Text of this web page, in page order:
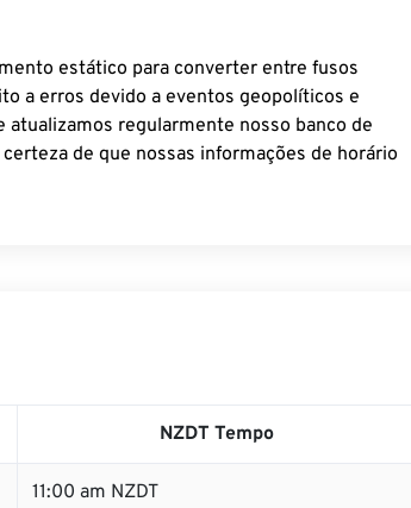
estático para converter entre fusos
a erros devido a eventos geopolíticos e
atualizamos regularmente nosso banco de
de que nossas informações de horário
NZDT Tempo
11:00 am NZDT